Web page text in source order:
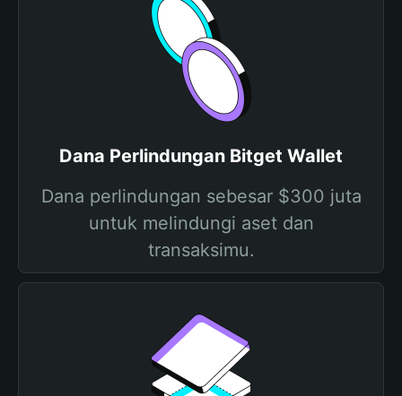
Dana Perlindungan Bitget Wallet
Dana perlindungan sebesar $300 juta
untuk melindungi aset dan
transaksimu.